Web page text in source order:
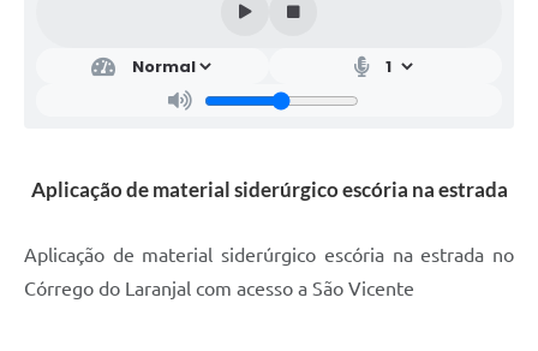
Aplicação de material siderúrgico escória na estrada
Aplicação de material siderúrgico escória na estrada no
Córrego do Laranjal com acesso a São Vicente